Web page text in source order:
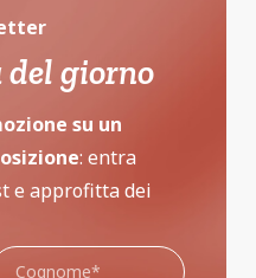
del giorno
su un
: entra
e approfitta dei